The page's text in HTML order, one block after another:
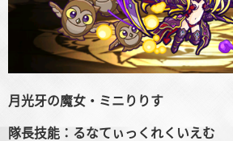
月光牙の魔女・ミニりりす
隊長技能：るなてぃっくれくいえむ